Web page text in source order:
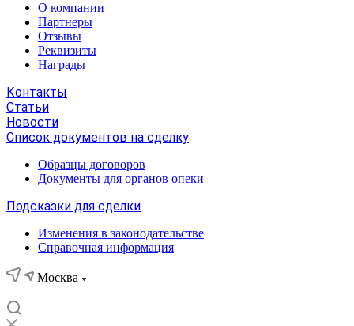
О компании
Партнеры
Отзывы
Реквизиты
Награды
Контакты
Статьи
Новости
Список документов на сделку
Образцы договоров
Документы для органов опеки
Подсказки для сделки
Изменения в законодательстве
Справочная информация
Москва